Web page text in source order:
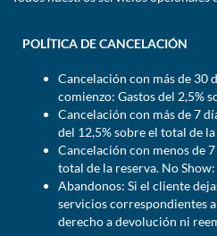
POLÍTICA DE CANCELACIÓN
Cancelación con más de 30
comienzo: Gastos del 2,5%
Cancelación con más de 7
del 12,5% sobre el total de
Cancelación con menos de
total de la reserva. No Show:
Abandonos: Si el cliente
servicios correspondientes
derecho a devolución ni